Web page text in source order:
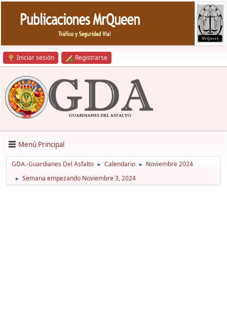
Iniciar sesión Registrarse
Menú Principal
GDA.-Guardianes Del Asfalto ► Calendario ► Noviembre 2024
► Semana empezando Noviembre 3, 2024